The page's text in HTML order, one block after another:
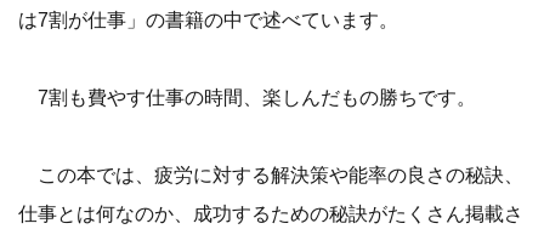
は7割が仕事」の書籍の中で述べています。
7割も費やす仕事の時間、楽しんだもの勝ちです。
この本では、疲労に対する解決策や能率の良さの秘訣、
仕事とは何なのか、成功するための秘訣がたくさん掲載さ